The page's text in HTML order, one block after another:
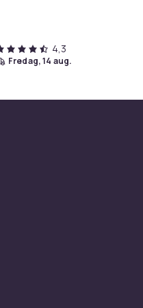
4,3
fredag, 14 aug.